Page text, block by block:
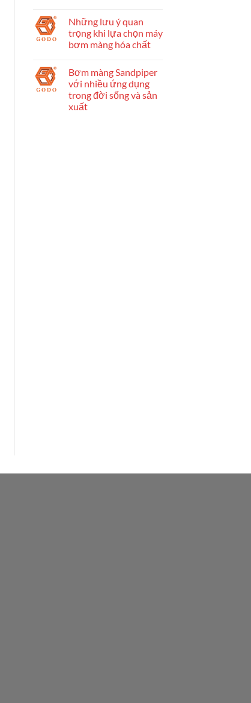
Những lưu ý quan
trọng khi lựa chọn máy
bơm màng hóa chất
Bơm màng Sandpiper
với nhiều ứng dụng
trong đời sống và sản
xuất